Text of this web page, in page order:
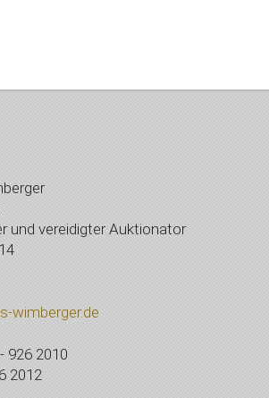
und vereidigter Auktionator
wimberger.de
926 2010
2012